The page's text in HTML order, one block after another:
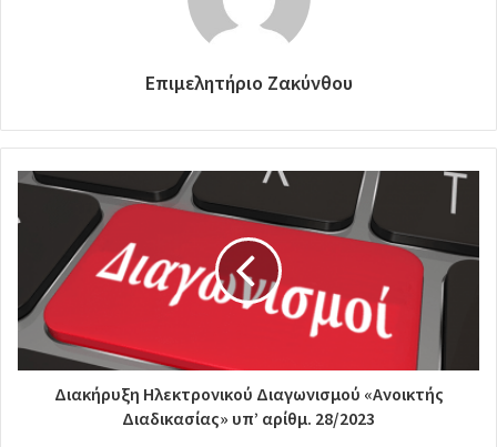
Επιμελητήριο Ζακύνθου
Διακήρυξη Ηλεκτρονικού Διαγωνισμού «Ανοικτής
Διαδικασίας» υπ’ αρίθμ. 28/2023